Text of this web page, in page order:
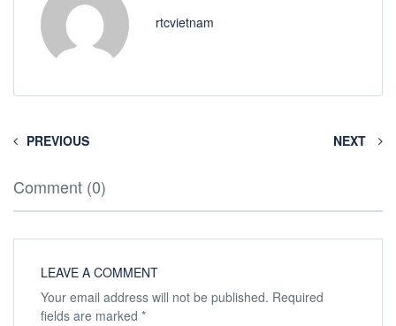
rtcvietnam
PREVIOUS NEXT
Comment (0)
LEAVE A COMMENT
Your email address will not be published. Required
fields are marked *